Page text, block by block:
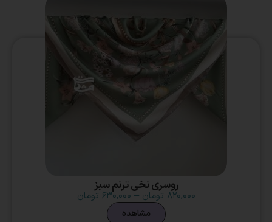
روسری نخی ترنم سبز
۸۲۰,۰۰۰ تومان – ۶۳۰,۰۰۰ تومان
مشاهده